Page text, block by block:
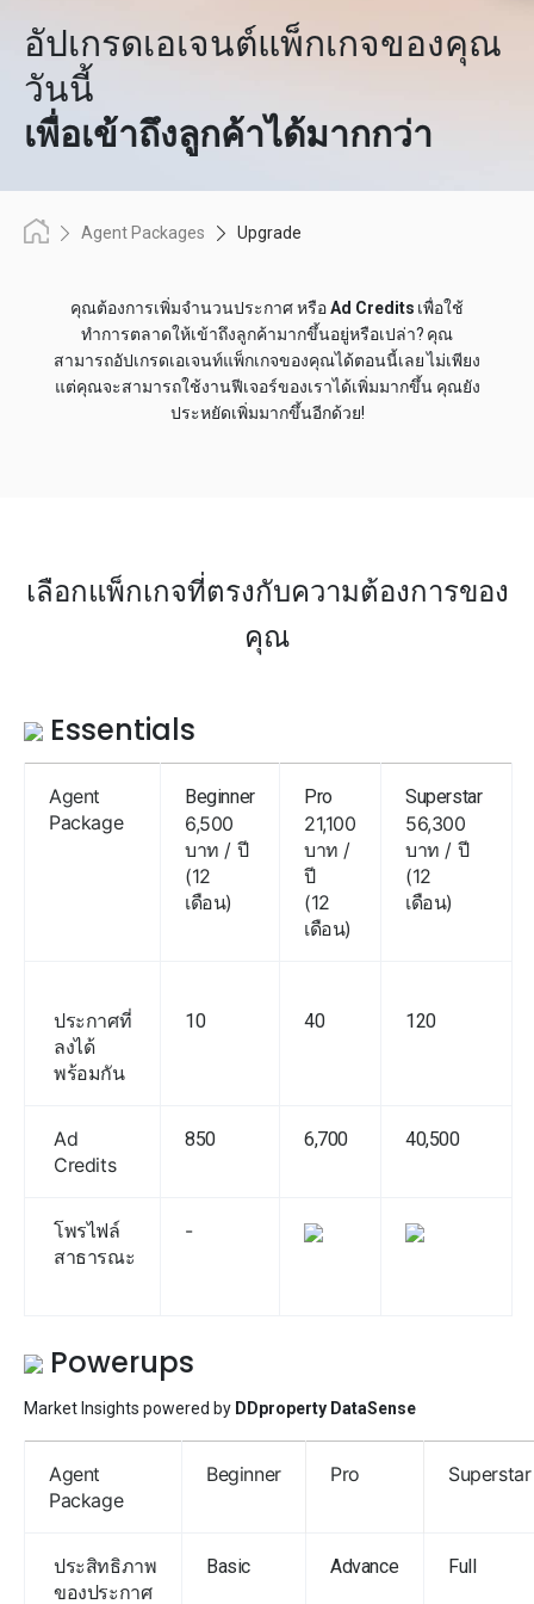
อัปเกรดเอเจนต์แพ็กเกจของคุณ
วันนี้
เพื่อเข้าถึงลูกค้าได้มากกว่า
Agent Packages Upgrade
คุณต้องการเพิ่มจำนวนประกาศ หรือAd Credits เพื่อใช้
ทำการตลาดให้เข้าถึงลูกค้ามากขึ้นอยู่หรือเปล่า? คุณ
สามารถอัปเกรดเอเจนท์แพ็กเกจของคุณได้ตอนนี้เลย ไม่เพียง
แต่คุณจะสามารถใช้งานฟีเจอร์ของเราได้เพิ่มมากขึ้น คุณยัง
ประหยัดเพิ่มมากขึ้นอีกด้วย!
เลือกแพ็กเกจที่ตรงกับความต้องการของ
คุณ
Essentials
Agent
Package
Beginner
6,500
บาท / ปี
(12
เดือน)
Pro
21,100
บาท /
ปี
(12
เดือน)
Superstar
56,300
บาท / ปี
(12
เดือน)
ประกาศที่
ลงได้
พร้อมกัน
10 40 120
Ad
Credits
850 6,700 40,500
โพรไฟล์
สาธารณะ
-
Powerups
Market Insights powered by DDproperty DataSense
Agent
Package
Beginner Pro Superstar
ประสิทธิภาพ
ของประกาศ
Basic Advance Full